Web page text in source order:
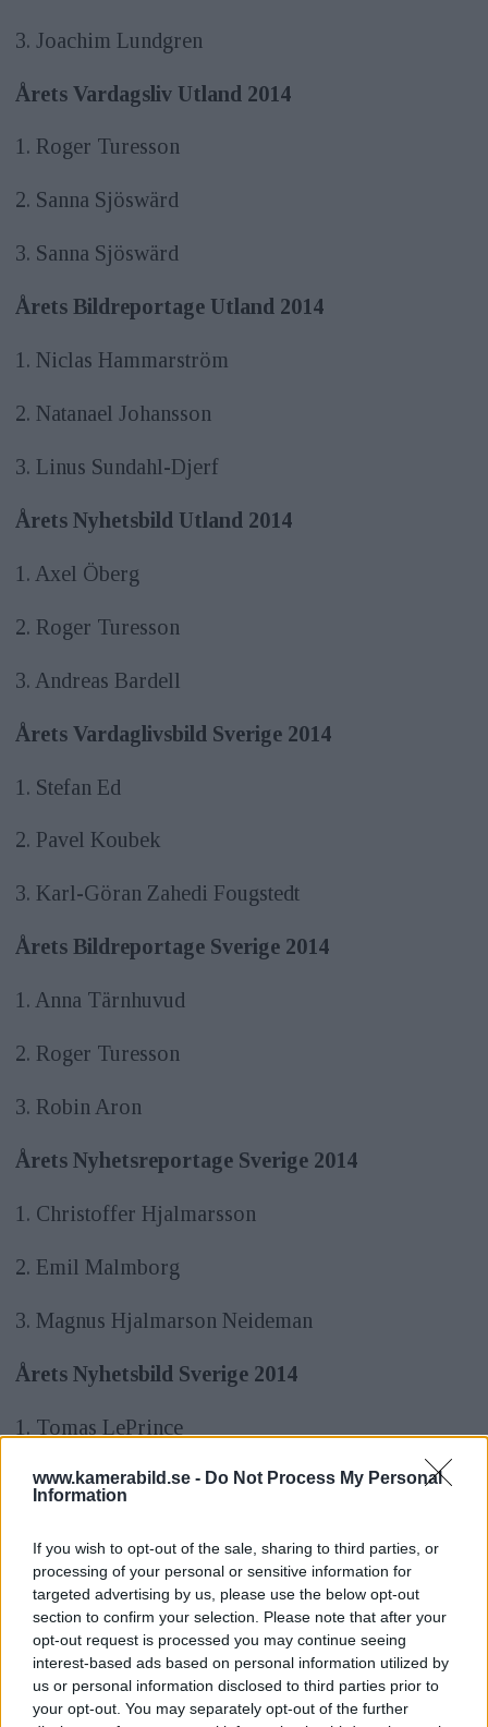
www.kamerabild.se - Do Not Process My Personal
Information
If you wish to opt-out of the sale, sharing to third parties, or
processing of your personal or sensitive information for
targeted advertising by us, please use the below opt-out
section to confirm your selection. Please note that after your
opt-out request is processed you may continue seeing
interest-based ads based on personal information utilized by
us or personal information disclosed to third parties prior to
your opt-out. You may separately opt-out of the further
3. Joachim Lundgren
Årets Vardagsliv Utland 2014
1. Roger Turesson
2. Sanna Sjöswärd
3. Sanna Sjöswärd
Årets Bildreportage Utland 2014
1. Niclas Hammarström
2. Natanael Johansson
3. Linus Sundahl-Djerf
Årets Nyhetsbild Utland 2014
1. Axel Öberg
2. Roger Turesson
3. Andreas Bardell
Årets Vardaglivsbild Sverige 2014
1. Stefan Ed
2. Pavel Koubek
3. Karl-Göran Zahedi Fougstedt
Årets Bildreportage Sverige 2014
1. Anna Tärnhuvud
2. Roger Turesson
3. Robin Aron
Årets Nyhetsreportage Sverige 2014
1. Christoffer Hjalmarsson
2. Emil Malmborg
3. Magnus Hjalmarson Neideman
Årets Nyhetsbild Sverige 2014
1. Tomas LePrince
2. Martina Huber
Läs även